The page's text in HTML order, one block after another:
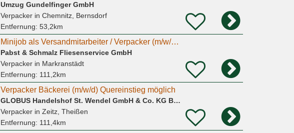
Umzug Gundelfinger GmbH
Verpackerin Chemnitz, Bernsdorf
Entfernung: 53,2km
Minijob als Versandmitarbeiter / Verpacker (m/w/d) 15.07.2026
Pabst & Schmalz Fliesenservice GmbH
Verpackerin Markranstädt
Entfernung: 111,2km
Verpacker Bäckerei (m/w/d) Quereinstieg möglich
GLOBUS Handelshof St. Wendel GmbH & Co. KG Betriebsstätte Theißen
Verpackerin Zeitz, Theißen
Entfernung: 111,4km